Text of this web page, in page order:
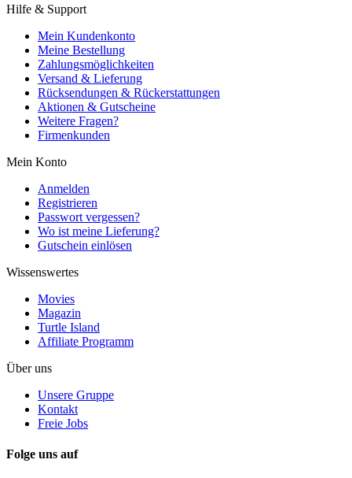
Hilfe & Support
Mein Kundenkonto
Meine Bestellung
Zahlungsmöglichkeiten
Versand & Lieferung
Rücksendungen & Rückerstattungen
Aktionen & Gutscheine
Weitere Fragen?
Firmenkunden
Mein Konto
Anmelden
Registrieren
Passwort vergessen?
Wo ist meine Lieferung?
Gutschein einlösen
Wissenswertes
Movies
Magazin
Turtle Island
Affiliate Programm
Über uns
Unsere Gruppe
Kontakt
Freie Jobs
Folge uns auf